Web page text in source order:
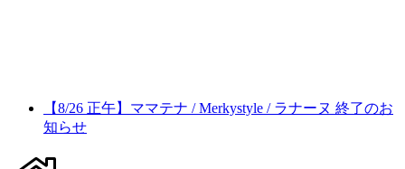
【8/26 正午】ママテナ / Merkystyle / ラナーヌ 終了のお
知らせ